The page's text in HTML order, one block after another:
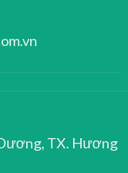
TX. Hương